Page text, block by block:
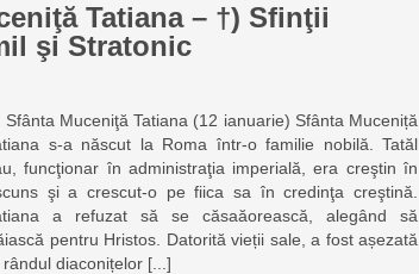
Tatiana – †) Sfinţii
şi Stratonic
Sfânta Muceniţă Tatiana (12 ianuarie) Sfânta Muceniță
s-a născut la Roma într-o familie nobilă. Tatăl
funcţionar în administraţia imperială, era creştin în
şi a crescut-o pe fiica sa în credinţa creştină.
a refuzat să se căsaăorească, alegând să
pentru Hristos. Datorită vieții sale, a fost așezată
diaconițelor [...]